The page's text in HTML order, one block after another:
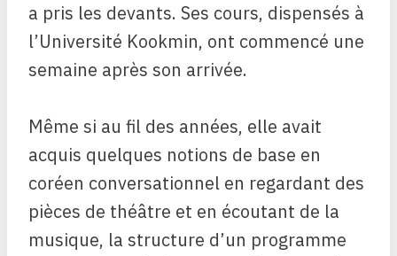
a pris les devants. Ses cours, dispensés à
l’Université Kookmin, ont commencé une
semaine après son arrivée.
Même si au fil des années, elle avait
acquis quelques notions de base en
coréen conversationnel en regardant des
pièces de théâtre et en écoutant de la
musique, la structure d’un programme